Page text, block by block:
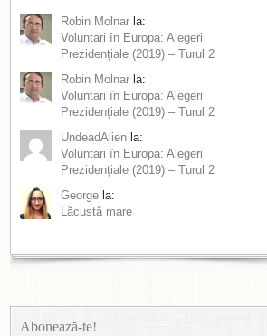
Robin Molnar la:
Voluntari în Europa: Alegeri
Prezidențiale (2019) – Turul 2
Robin Molnar la:
Voluntari în Europa: Alegeri
Prezidențiale (2019) – Turul 2
UndeadAlien la:
Voluntari în Europa: Alegeri
Prezidențiale (2019) – Turul 2
George la:
Lăcustă mare
Abonează-te!